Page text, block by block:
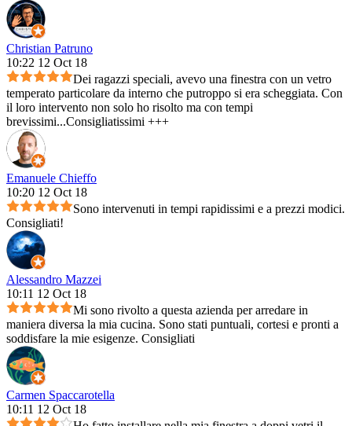
Christian Patruno
10:22 12 Oct 18
Dei ragazzi speciali, avevo una finestra con un vetro
temperato particolare da interno che putroppo si era scheggiata. Con
il loro intervento non solo ho risolto ma con tempi
brevissimi...Consigliatissimi +++
Emanuele Chieffo
10:20 12 Oct 18
Sono intervenuti in tempi rapidissimi e a prezzi modici.
Consigliati!
Alessandro Mazzei
10:11 12 Oct 18
Mi sono rivolto a questa azienda per arredare in
maniera diversa la mia cucina. Sono stati puntuali, cortesi e pronti a
soddisfare la mie esigenze. Consigliati
Carmen Spaccarotella
10:11 12 Oct 18